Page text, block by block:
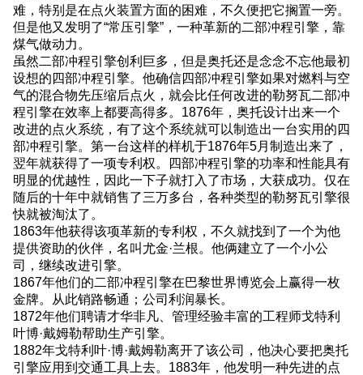
难，特别是在点火装置方面的困难，不久便把它搁置一旁。
但是他又发明了“常压引擎”，一种革新的二部冲程引擎，靠
煤气做动力。
虽然二部冲程引擎创利巨多，但是奥托还是念念不忘他最初
设想的四部冲程引擎。他确信四部冲程引擎如果对燃料与空
气的混合物先压缩后点火，就会比任何改进的勒努瓦二部冲
程引擎在效率上都要高得多。1876年，奥托设计出来一个
改进的点火系统，有了这个系统就可以制造出一台实用的四
部冲程引擎。第一台这样的样机于1876年5月制造出来了，
翌年就获得了一项专利权。四部冲程引擎的功率和性能具有
明显的优越性，因此一下子就打入了市场，大获成功。仅在
随后的十年中就销售了三万多台，各种类型的勒努瓦引擎很
快就被淘汰了。
1863年他获得该项革新的专利权，不久就找到了一个为他
提供资助的伙伴，名叫尤金·兰根。他俩建立了一个小公
司，继续改进引擎。
1867年他们的二部冲程引擎在巴黎世界博览会上赢得一枚
金牌。从此销路畅通；公司利润暴长。
1872年他们聘请才华非凡、管理经验丰富的工程师戈特利
叶博·戴姆勒帮助生产引擎。
1882年戈特利叶·博·戴姆勒离开了该公司，他决心要把奥托
引擎应用到交通工具上去。1883年，他发明一种先进的点